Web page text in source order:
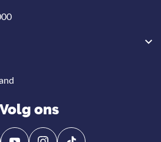
Volg ons
Volg